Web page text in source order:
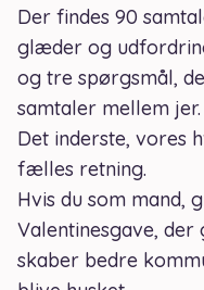
Der findes 90
glæder og
og tre spørgsmål,
samtaler mellem
Det inderste, vores
fælles retning.
Hvis du som mand,
Valentinesgave,
skaber bedre